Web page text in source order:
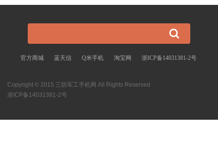
官方商城 蓝天信 Q米手机 淘宝网 浙ICP备14031381-2号
Copyright © 2015 三防军工手机网 All Rights Reserved
浙ICP备14031381-2号